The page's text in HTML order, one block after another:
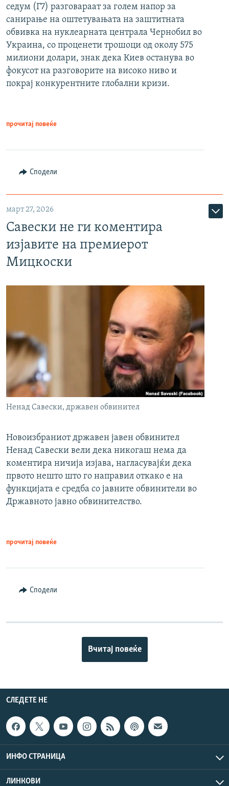
седум (Г7) разговараат за голем напор за
санирање на оштетувањата на заштитната
обвивка на нуклеарната централа Чернобил во
Украина, со проценети трошоци од околу 575
милиони долари, знак дека Киев останува во
фокусот на разговорите на високо ниво и
покрај конкурентните глобални кризи.
прочитај повеќе
Сподели
март 27, 2026
Савески не ги коментира
изјавите на премиерот
Мицкоски
Ненад Савески, државен обвинител
Новоизбраниот државен јавен обвинител
Ненад Савески вели дека никогаш нема да
коментира ничија изјава, нагласувајќи дека
првото нешто што го направил откако е на
функцијата е средба со јавните обвинители во
Државното јавно обвинителство.
прочитај повеќе
Сподели
Вчитај повеќе
СЛЕДЕТЕ НЕ
ИНФО СТРАНИЦА
ЛИНКОВИ